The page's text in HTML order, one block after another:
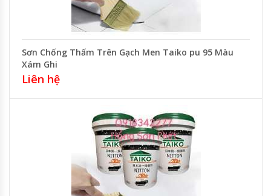
Sơn Chống Thấm Trên Gạch Men Taiko pu 95 Màu
Xám Ghi
Liên hệ